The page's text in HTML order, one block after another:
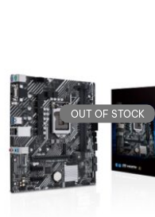
OUT OF STOCK